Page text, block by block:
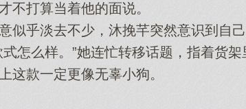
打算当着他的面说。
乎淡去不少，沐挽芊突然意识到自己
么样。”她连忙转移话题，指着货架
款一定更像无辜小狗。